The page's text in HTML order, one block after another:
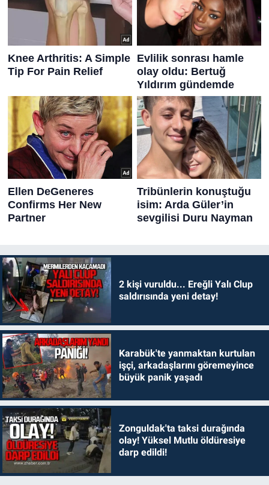
2 kişi vuruldu... Ereğli Yalı Clup
saldırısında yeni detay!
Karabük'te yanmaktan kurtulan
işçi, arkadaşlarını göremeyince
büyük panik yaşadı
Zonguldak'ta taksi durağında
olay! Yüksel Mutlu öldüresiye
darp edildi!